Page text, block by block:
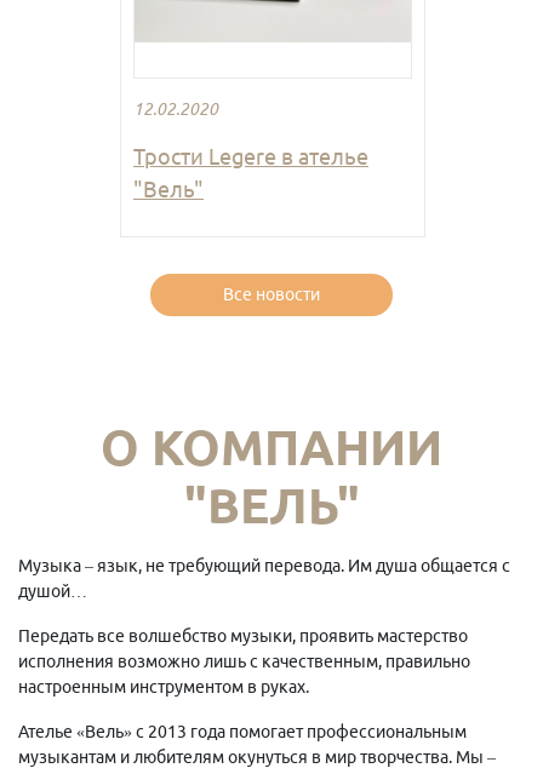
12.02.2020
Трости Legere в ателье
"Вель"
Все новости
О КОМПАНИИ
"ВЕЛЬ"
Музыка – язык, не требующий перевода. Им душа общается с
душой…
Передать все волшебство музыки, проявить мастерство
исполнения возможно лишь с качественным, правильно
настроенным инструментом в руках.
Ателье «Вель» с 2013 года помогает профессиональным
музыкантам и любителям окунуться в мир творчества. Мы –